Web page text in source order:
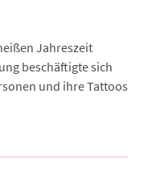
Jahreszeit
beschäftigte sich
und ihre Tattoos